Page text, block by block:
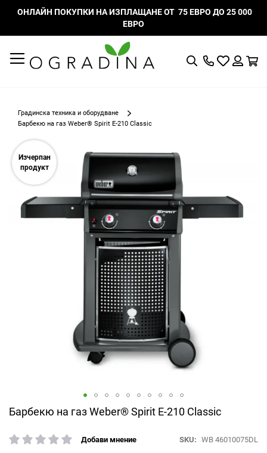
ОНЛАЙН ПОКУПКИ НА ИЗПЛАЩАНЕ ОТ 75 ЕВРО ДО 25 000
ЕВРО
ТърсенеМоят
Градинска техника и оборудване
Барбекю на газ Weber® Spirit E-210 Classic
Барбекю на газ Weber® Spirit E-210 Classic
рейтинг:
Добави мнение SKU WB 46010075DL
Изчерпан
продукт
Преминете
към
края
на
Преминете
началото
на